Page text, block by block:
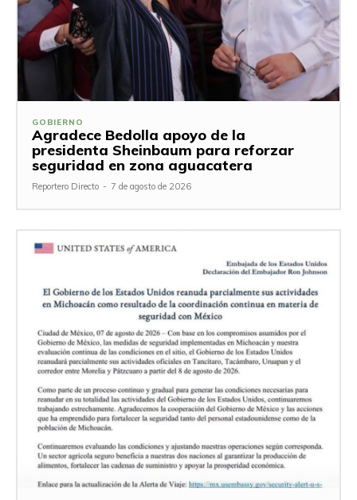
GOBIERNO
Agradece Bedolla apoyo de la
presidenta Sheinbaum para reforzar
seguridad en zona aguacatera
Reportero Directo - 7 de agosto de 2026